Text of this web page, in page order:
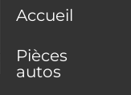
Accueil
Pièces
autos